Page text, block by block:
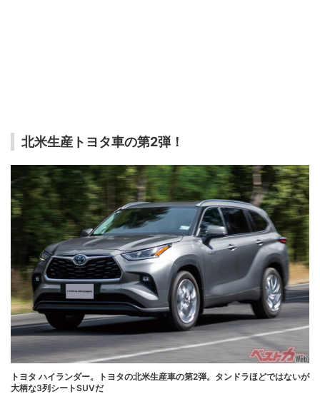
北米生産トヨタ車の第2弾！
トヨタ ハイランダー。トヨタの北米生産車の第2弾。タンドラほどではないが
大柄な3列シートSUVだ